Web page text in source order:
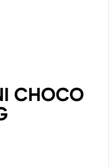
CHOCO